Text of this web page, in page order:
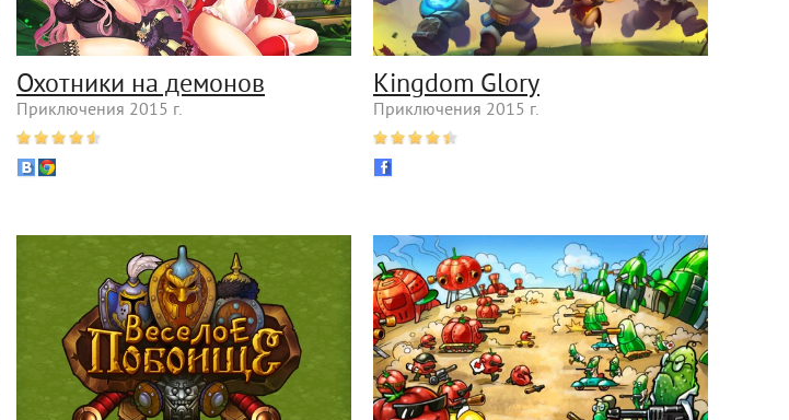
Охотники на демонов
Приключения 2015 г.
Kingdom Glory
Приключения 2015 г.